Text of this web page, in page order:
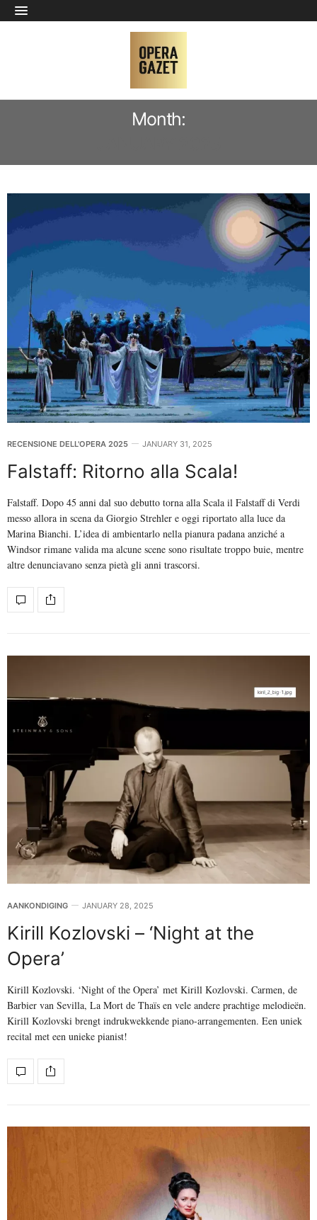
Month:
RECENSIONE DELL'OPERA 2025 JANUARY 31, 2025
Falstaff: Ritorno alla Scala!
Falstaff. Dopo 45 anni dal suo debutto torna alla Scala il Falstaff di Verdi
messo allora in scena da Giorgio Strehler e oggi riportato alla luce da
Marina Bianchi. L’idea di ambientarlo nella pianura padana anziché a
Windsor rimane valida ma alcune scene sono risultate troppo buie, mentre
altre denunciavano senza pietà gli anni trascorsi.
AANKONDIGING JANUARY 28, 2025
Kirill Kozlovski – ‘Night at the
Opera’
Kirill Kozlovski. ‘Night of the Opera’ met Kirill Kozlovski. Carmen, de
Barbier van Sevilla, La Mort de Thaïs en vele andere prachtige melodieën.
Kirill Kozlovski brengt indrukwekkende piano-arrangementen. Een uniek
recital met een unieke pianist!